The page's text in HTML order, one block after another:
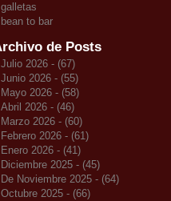
galletas
bean to bar
de Posts
Julio 2026 - (67)
Junio 2026 - (55)
Mayo 2026 - (58)
Abril 2026 - (46)
Marzo 2026 - (60)
Febrero 2026 - (61)
Enero 2026 - (41)
Diciembre 2025 - (45)
De Noviembre 2025 - (64)
Octubre 2025 - (66)